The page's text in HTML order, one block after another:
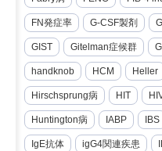
FN発症率 G-CSF製剤
GIST Gitelman症候群
handknob HCM Heller
Hirschsprung病 HIT
Huntington病 IABP IBS
IgE抗体 igG4関連疾患